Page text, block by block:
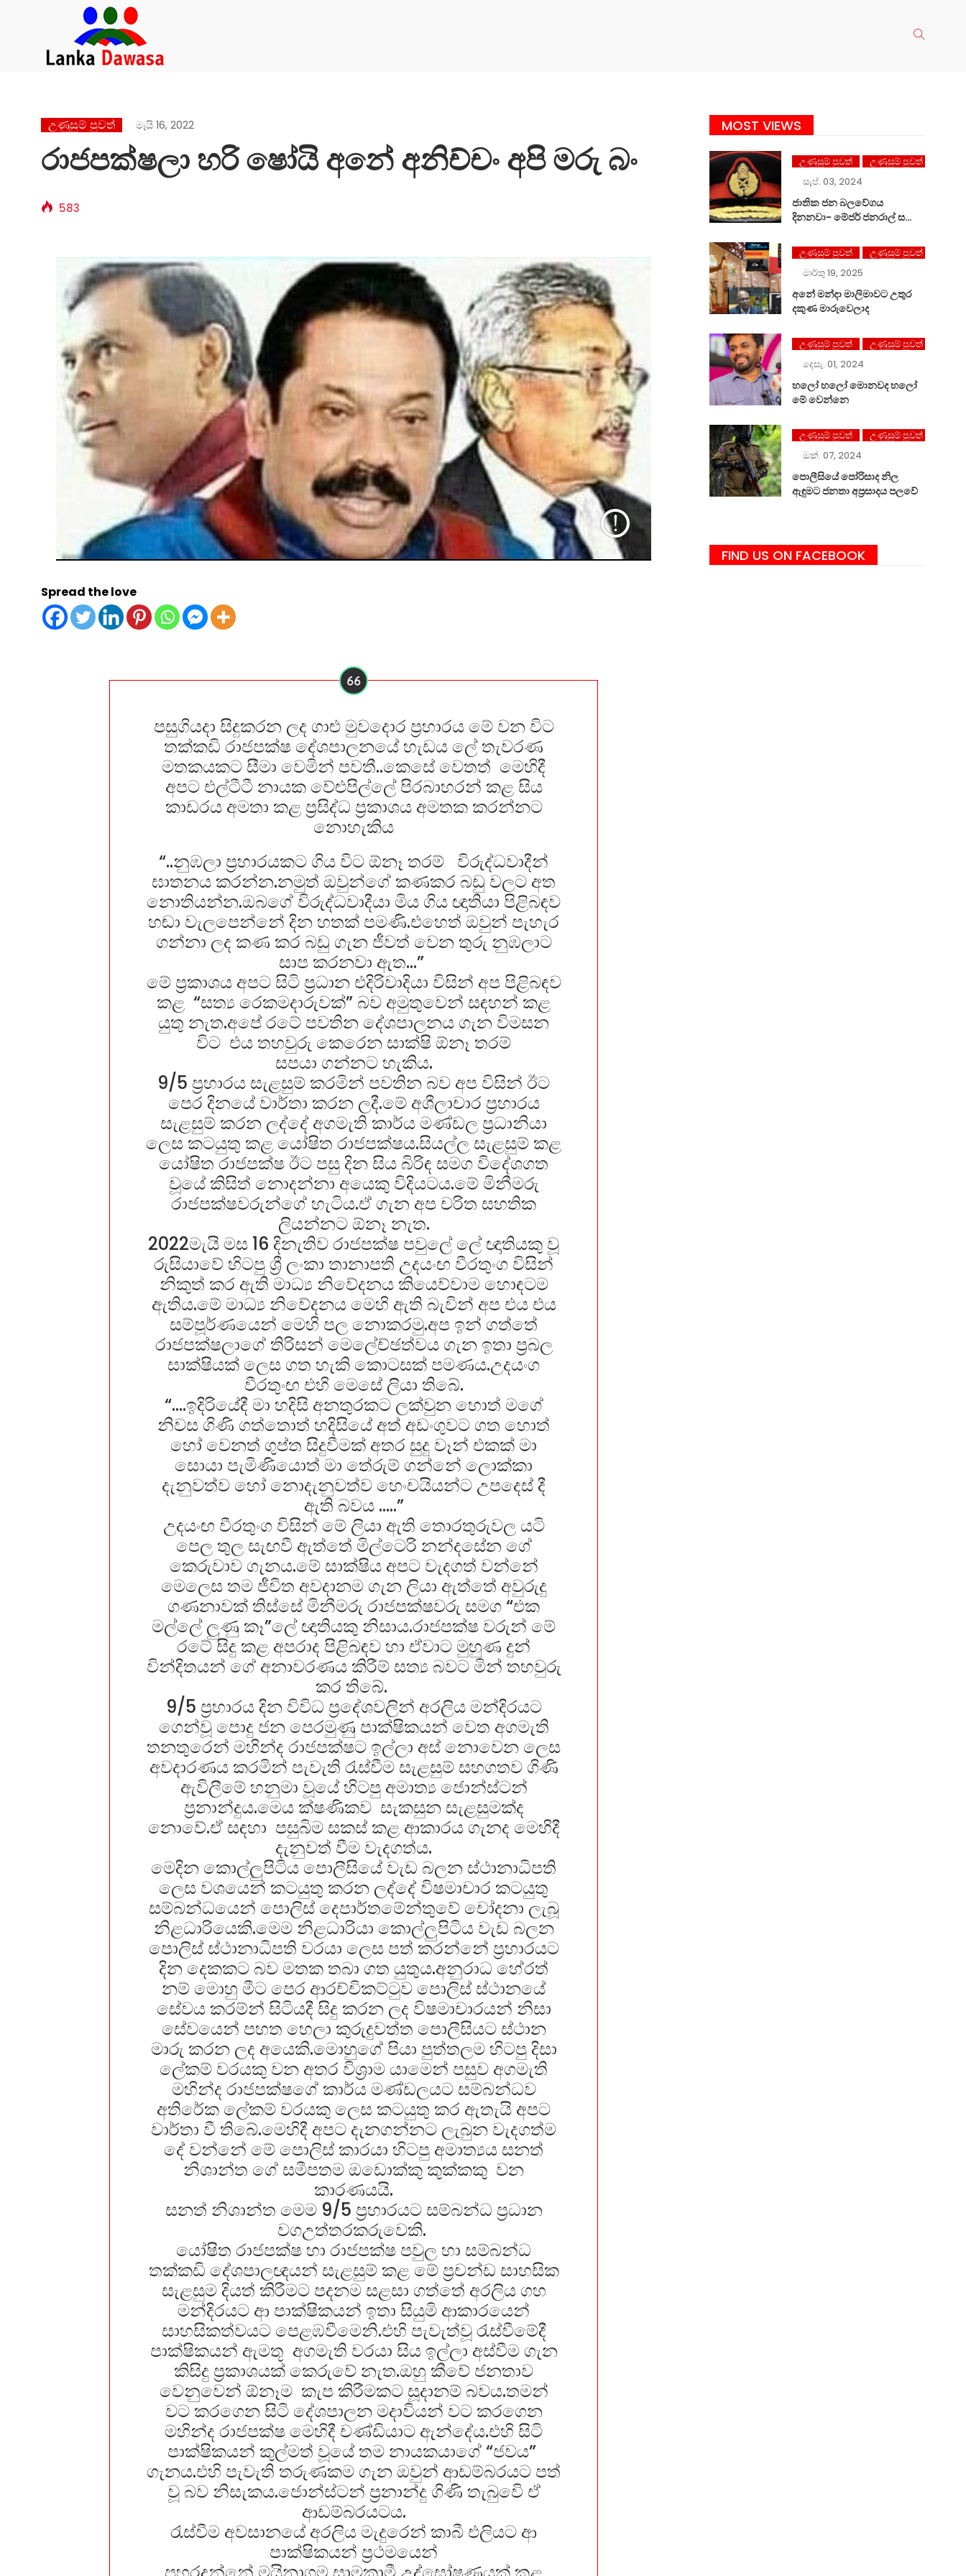
උණුසුම් පුවත් මැයි 16, 2022
රාජපක්ෂලා හරි ෂෝයි අනේ අනිච්චං අපි මරු බං
583
Spread the love
පසුගියදා සිදුකරන ලද ගාළු මුවදොර ප්‍රහාරය මේ වන විට
තක්කඩි රාජපක්ෂ දේශපාලනයේ හැඩය ලේ තැවරණ
මතකයකට සීමා වෙමින් පවතී..කෙසේ වෙතත් මෙහිදී
අපට එල්ටීටී නායක වේළුපිල්ලේ පිරබාහරන් කළ සිය
කාඩරය අමතා කළ ප්‍රසිද්ධ ප්‍රකාශය අමතක කරන්න⁣ට
නොහැකිය
“..නුඹලා ප්‍රහාරයකට ගිය විට ඕනෑ තරම් විරුද්ධවාදීන්
ඝාතනය කරන්න.නමුත් ඔවුන්ගේ කණකර බඩු වලට අත
නොතියන්න.ඔබගේ විරුද්ධවාදීයා මිය ගිය ඥාතියා පිළිබඳව
හඬා වැලපෙන්නේ දින හතක් පමණි.එහෙත් ඔවුන් පැහැර
ගන්නා ලද කණ කර බඩු ගැන ජීවත් වෙන තුරු නුඹලාට
සාප කරනවා ඇත…”
මේ ප්‍රකාශය අපට සිටි ප්‍රධාන එදිරිවාදියා විසින් අප පිළිබඳව
කළ “සත්‍ය රෙකමදාරුවක්” බව අමුතුවෙන් සඳහන් කළ
යුතු නැත.අපේ රටේ පවතින දේශපාලනය ගැන විමසන
විට එය තහවුරු කෙරෙන සාක්ෂි ඕනෑ තරම්
සපයා ගන්නට හැකිය.
9/5 ප්‍රහාරය සැළසුම් කරමින් පවතින බව අප විසින් ඊට
පෙර දිනයේ වාර්තා කරන ලදී.මේ අශීලාචාර ප්‍රහාරය
සැළසුම් කරන ලද්දේ අගමැති කාර්ය මණ්ඩල ප්‍රධානියා
ලෙස කටයුතු කළ යෝෂිත රාජපක්ෂය.සියල්ල සැළසුම් කළ
යෝෂිත රාජපක්ෂ ඊට පසු දින සිය බිරිඳ සමග විදේශගත
වූයේ කිසිත් නොදන්නා අයෙකු විදියටය.මේ මිනීමරු
රාජපක්ෂවරුන්ගේ හැටිය.ඒ ගැන අප චරිත සහතික
ලියන්නට ඕනෑ නැත.
2022මැයි මස 16 දිනැතිව රාජපක්ෂ පවුලේ ලේ ඥාතියකු වූ
රුසියාවේ හිටපු ශ්‍රී ලංකා තානාපති උදයංඟ වීරතුංග විසින්
නිකුත් කර ඇති මාධ්‍ය නිවේදනය කියෙව්වාම හොඳටම
ඇතිය.මේ මාධ්‍ය නිවේදනය මෙහි ඇති බැවින් අප එය එය
සම්පූර්ණයෙන් මෙහි පල නොකරමු.අප ඉන් ගත්තේ
රාජපක්ෂලාගේ තිරිසන් මෙලේච්ඡත්වය ගැන ඉතා ප්‍රබල
සාක්ෂියක් ලෙස ගත හැකි කොටසක් පමණය.උදයංග
වීරතුංඟ එහි මෙසේ ලියා තිබේ.
“….ඉදිරියේදී මා හදිසි අනතුරකට ලක්වුන හොත් මගේ
නිවස ගිණි ගත්තොත් හදිසියේ අත් අඩංගුවට ගත හොත්
හෝ වෙනත් ගුප්ත සිදුවීමක් අතර සුදු වෑන් එකක් මා
සොයා පැමිණියොත් මා තේරුම් ගන්නේ ලොක්කා
දැනුවත්ව හෝ නොදැනුවත්ව හෙංචයියන්ට උපදෙස් දී
ඇති බවය …..”
උදයංඟ වීරතුංග විසින් මේ ලියා ඇති තොරතුරුවල යටි
පෙල තුල සැඟවී ඇත්තේ මිල්ටෙරි නන්දසේන ගේ⁣
කෙරුවාව ගැනය.මේ සාක්ෂිය අපට වැදගත් වන්නේ
මෙලෙස තම ජීවිත අවදානම ගැන ලියා ඇත්තේ අවුරුදු
ගණනාවක් තිස්සේ මිනීමරු රාජපක්ෂවරු සමග “එක
මල්ලේ ලුණු කෑ”ලේ ඥාතියකු නිසාය.රාජපක්ෂ වරුන් මේ
රටේ සිදු කළ අපරාද පිළිබඳව හා ඒවාට මුහුණ දුන්
වින්දිතයන් ගේ අනාවරණය කිරීම් සත්‍ය බවට මින් තහවුරු
කර තිබේ.
9/5 ප්‍රහාරය දින විවිධ ප්‍රදේශවලින් අරලිය මන්දිරයට
ගෙන්වූ පොදු ජන පෙරමුණු පාක්ෂිකයන් වෙත අගමැති
තනතුරෙන් මහින්ද රාජපක්ෂට ඉල්ලා අස් නොවෙන ලෙස
අවදාරණය කරමින් පැවැති රැස්වීම සැළසුම් සහගතව ගිණි
ඇවිලීමේ හනුමා වූයේ හිටපු අමාත්‍ය ජොන්ස්ටන්
ප්‍රනාන්දුය.මෙය ක්ෂණිකව සැකසුන සැළසුමක්ද
නොවේ.ඒ සඳහා පසුබිම සකස් කළ ආකාරය ගැනද මෙහිදී
දැනුවත් වීම වැදගත්ය.
මෙදින කොල්ලුපිටිය පොලීසියේ වැඩ බලන ස්ථානාධිපති
ලෙස වශයෙන් කටයුතු කරන ලද්දේ විෂමාචාර කටයුතු
සම්බන්ධයෙන් පොලිස් දෙපාර්තමේන්තුවේ ⁣චෝදනා ලැබූ
නිළධාරියෙකි.මෙම නිළධාරියා කොල්ලුපිටිය වැඩ බලන
පොලිස් ස්ථානාධිපති වරයා ලෙස පත් කරන්නේ ප්‍රහාරයට
දින දෙකකට බව මතක තබා ගත යුතුය.අනුරාධ හේරත්
නම් මොහු මීට පෙර ආරච්චිකට්ටුව පොලිස් ස්ථානයේ
සේවය කරම්න් සිටියදී සිදු කරන ලද විෂමාචාරයන් නිසා
සේවයෙන් පහත හෙලා කුරුදුවත්ත පොලීසියට ස්ථාන
මාරු කරන ලද අයෙකි.මොහුගේ පියා පුත්තලම හිටපු දිසා
ලේකම් වරයකු වන අතර විශ්‍රාම යාමෙන් පසුව අගමැති
මහින්ද රාජපක්ෂගේ කාර්ය මණ්ඩලයට සම්බන්ධව
අතිරේක ලේකම් වරයකු ලෙස කටයුතු කර ඇතැයි අපට
වාර්තා වී තිබේ.මෙහිදී අපට දැනගන්නට ලැබුන වැදගත්ම
දේ වන්නේ මේ පොලිස් කාරයා හිටපු අමාත්‍යය සනත්
නිශාන්ත ගේ සමීපතම ඔඩොක්කු කුක්කකු වන
කාරණයයි.
සනත් නිශාන්ත මෙම 9/5 ප්‍රහාරයට සම්බන්ධ ප්‍රධාන
වගඋත්තරකරුවෙකි.
යෝෂිත රාජපක්ෂ හා රාජපක්ෂ පවුල හා සම්බන්ධ
තක්කඩි දේශපාලඥයන් සැළසුම් කළ මේ ප්‍රචන්ඩ සාහසික
සැළසුම දියත් කිරීමට පදනම සළසා ගත්තේ අරලිය ගහ
මන්දිරයට ආ පාක්ෂිකයන් ඉතා සියුමි ආකාරයෙන්
සාහසිකත්වයට පෙළඹවීමෙනි.එහි පැවැත්වූ රැස්වීමේදී
පාක්ෂිකයන් ඇමතූ අගමැති වරයා සිය ඉල්ලා අස්වීම ගැන
කිසිදු ප්‍රකාශයක් කෙරුවේ නැත.ඔහු කීවේ ජනතාව
වෙනුවෙන් ඕනෑම කැප කිරීමකට සූදානම් බවය.තමන්
වට කරගෙන සිටි දේශපාලන මදාවියන් වට කරගෙන
මහින්ද රාජපක්ෂ මෙහිදී චණ්ඩියාට ඇන්දේය.එහි සිටි
පාක්ෂිකයන් කුල්මත් වූයේ තම නායකයාගේ “ජවය”
ගැනය.එහි පැවැති තරුණකම ගැන ඔවුන් ආඩම්බරයට පත්
වූ බව නිසැකය.ජොන්ස්ටන් ප්‍රනාන්දු ගිණි තැබුවෙි ඒ
ආඩම්බරයටය.
රැස්වීම අවසානයේ අරලිය මැදුරෙන් කාබී එලියට ආ
පාක්ෂිකයන් ප්‍රථමයෙන්
MOST VIEWS
උණුසුම් පුවත්
උණුසුම් පුවත්
සැප්. 03, 2024
ජාතික ජන බලවේගය
දිනනවා- මේජර් ජනරාල් සලේ
උණුසුම් පුවත්
උණුසුම් පුවත්
මාර්තු 19, 2025
අනේ මන්දා මාලිමාවට උතුර
දකුණ මාරුවෙලාද
උණුසුම් පුවත්
උණුසුම් පුවත්
දෙසැ. 01, 2024
හලෝ ⁣හලෝ මොනවද හලෝ
මේ වෙන්නෙ
උණුසුම් පුවත්
උණුසුම් පුවත්
ඔක්. 07, 2024
පොලීසියේ පෝරිසාද නිල
ඇඳුමට ජනතා අප්‍රසාදය පලවේ
FIND US ON FACEBOOK